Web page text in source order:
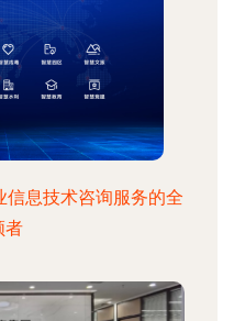
息技术咨询服务的全
者